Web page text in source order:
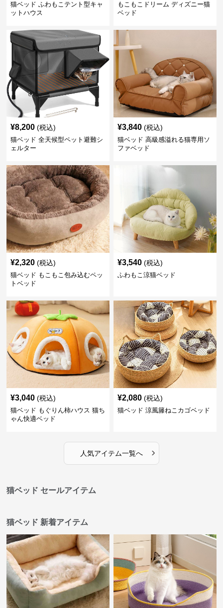
猫ベッド ふわもこテント型キャ
ットハウス
もこもこドリーム ディズニー猫
ベッド
¥8,200 (税込)
猫ベッド 全天候型ペット避難シ
ェルター
¥3,840 (税込)
猫ベッド 高級感溢れる猫専用ソ
ファベッド
¥2,320 (税込)
猫ベッド もこもこ包み込むペッ
トベッド
¥3,540 (税込)
ふわもこ涼猫ベッド
¥3,040 (税込)
猫ベッド もぐりん柿ハウス 猫ち
ゃん快適ベッド
¥2,080 (税込)
猫ベッド 涼風籐ねこカゴベッド
人気アイテム一覧へ ›
猫ベッド セールアイテム
猫ベッド 新着アイテム